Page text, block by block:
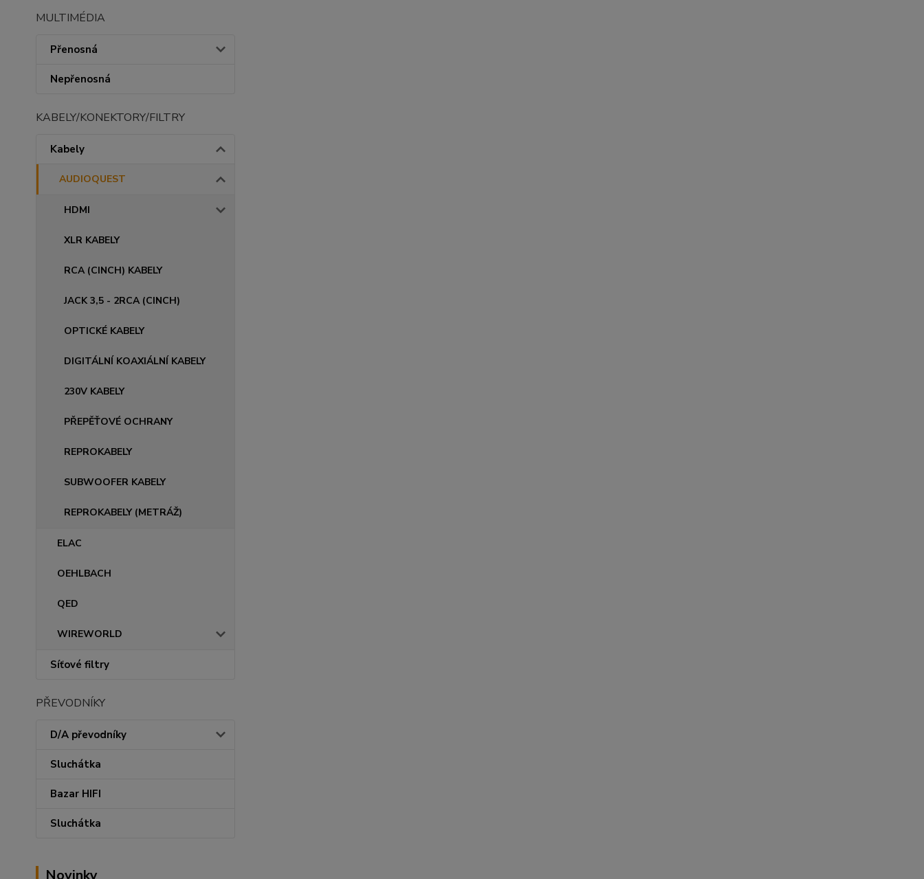
MULTIMÉDIA
Přenosná
Nepřenosná
KABELY/KONEKTORY/FILTRY
Kabely
AUDIOQUEST
HDMI
XLR KABELY
RCA (CINCH) KABELY
JACK 3,5 - 2RCA (CINCH)
OPTICKÉ KABELY
DIGITÁLNÍ KOAXIÁLNÍ KABELY
230V KABELY
PŘEPĚŤOVÉ OCHRANY
REPROKABELY
SUBWOOFER KABELY
REPROKABELY (METRÁŽ)
ELAC
OEHLBACH
QED
WIREWORLD
Síťové filtry
PŘEVODNÍKY
D/A převodníky
Sluchátka
Bazar HIFI
Sluchátka
Novinky